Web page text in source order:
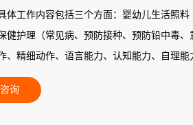
体工作内容包括三个方面：婴幼儿生活照
健护理（常见病、预防接种、预防铅中毒
、精细动作、语言能力、认知能力、自理
学）。
询